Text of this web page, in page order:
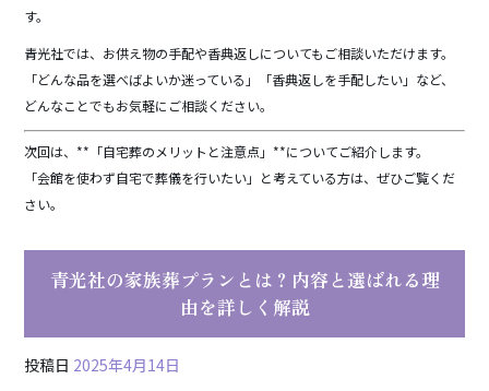
す。
青光社では、お供え物の手配や香典返しについてもご相談いただけます。
「どんな品を選べばよいか迷っている」「香典返しを手配したい」など、
どんなことでもお気軽にご相談ください。
次回は、**「自宅葬のメリットと注意点」**についてご紹介します。
「会館を使わず自宅で葬儀を行いたい」と考えている方は、ぜひご覧くだ
さい。
青光社の家族葬プランとは？内容と選ばれる理
由を詳しく解説
投稿日 2025年4月14日